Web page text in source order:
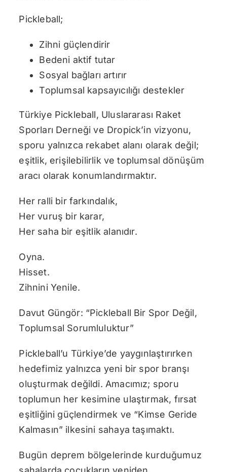
Pickleball;
Zihni güçlendirir
Bedeni aktif tutar
Sosyal bağları artırır
Toplumsal kapsayıcılığı destekler
Türkiye Pickleball, Uluslararası Raket
Sporları Derneği ve Dropick’in vizyonu,
sporu yalnızca rekabet alanı olarak değil;
eşitlik, erişilebilirlik ve toplumsal dönüşüm
aracı olarak konumlandırmaktır.
Her ralli bir farkındalık,
Her vuruş bir karar,
Her saha bir eşitlik alanıdır.
Oyna.
Hisset.
Zihnini Yenile.
Davut Güngör: “Pickleball Bir Spor Değil,
Toplumsal Sorumluluktur”
Pickleball’u Türkiye’de yaygınlaştırırken
hedefimiz yalnızca yeni bir spor branşı
oluşturmak değildi. Amacımız; sporu
toplumun her kesimine ulaştırmak, fırsat
eşitliğini güçlendirmek ve “Kimse Geride
Kalmasın” ilkesini sahaya taşımaktı.
Bugün deprem bölgelerinde kurduğumuz